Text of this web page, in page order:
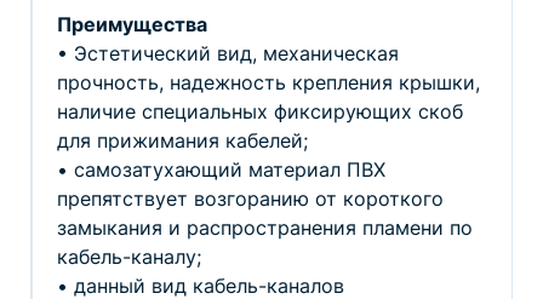
Преимущества
• Эстетический вид, механическая
прочность, надежность крепления крышки,
наличие специальных фиксирующих скоб
для прижимания кабелей;
• самозатухающий материал ПВХ
препятствует возгоранию от короткого
замыкания и распространения пламени по
кабель-каналу;
• данный вид кабель-каналов